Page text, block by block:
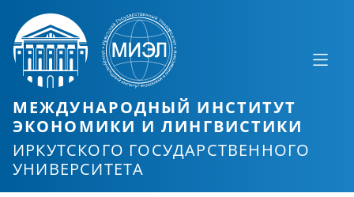
МЕЖДУНАРОДНЫЙ ИНСТИТУТ
ЭКОНОМИКИ И ЛИНГВИСТИКИ
ИРКУТСКОГО ГОСУДАРСТВЕННОГО
УНИВЕРСИТЕТА